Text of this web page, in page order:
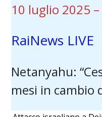
10 luglio 2025
RaiNews LIVE
Netanyahu:
mesi in cambio